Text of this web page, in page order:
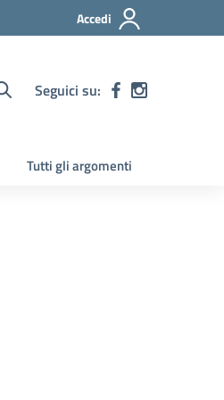
Accedi
Seguici su:
Tutti gli argomenti